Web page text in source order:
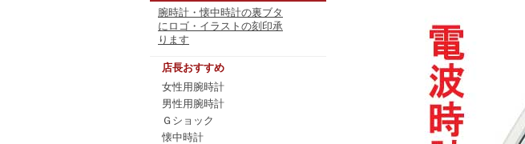
腕時計・懐中時計の裏ブタ
にロゴ・イラストの刻印承
ります
店長おすすめ
女性用腕時計
男性用腕時計
Ｇショック
懐中時計